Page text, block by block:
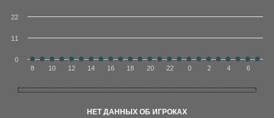
8 10 12 14 16 18 20 22 0 2 4 6
0
11
22
НЕТ ДАННЫХ ОБ ИГРОКАХ